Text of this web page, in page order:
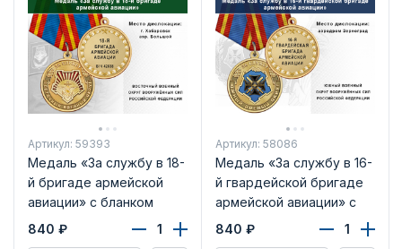
Артикул: 59393
Медаль «За службу в 18-
й бригаде армейской
авиации» с бланком
удостоверения
840 ₽
Артикул: 58086
Медаль «За службу в 16-
й гвардейской бригаде
армейской авиации» с
бланком удостоверения
840 ₽